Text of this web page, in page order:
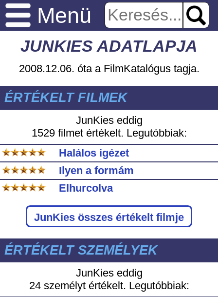
Menü
JUNKIES ADATLAPJA
2008.12.06. óta a FilmKatalógus tagja.
ÉRTÉKELT FILMEK
JunKies eddig
1529 filmet értékelt. Legutóbbiak:
Halálos igézet
Ilyen a formám
Elhurcolva
JunKies összes értékelt filmje
ÉRTÉKELT SZEMÉLYEK
JunKies eddig
24 személyt értékelt. Legutóbbiak: